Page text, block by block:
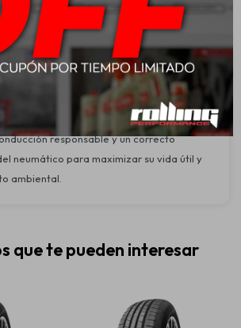
de aquaplaning.
compactos que circulan principalmente en
o rutas pavimentadas.
ambiente:
de seguridad vigentes. Rapid
responsable y un correcto
neumático para maximizar su vida útil y
ambiental.
que te pueden interesar